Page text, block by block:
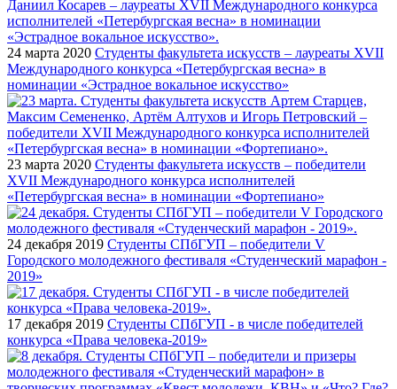
24 марта 2020 Студенты факультета искусств – лауреаты XVII
Международного конкурса «Петербургская весна» в
номинации «Эстрадное вокальное искусство»
23 марта 2020 Студенты факультета искусств – победители
XVII Международного конкурса исполнителей
«Петербургская весна» в номинации «Фортепиано»
24 декабря 2019 Студенты СПбГУП – победители V
Городского молодежного фестиваля «Студенческий марафон -
2019»
17 декабря 2019 Студенты СПбГУП - в числе победителей
конкурса «Права человека-2019»